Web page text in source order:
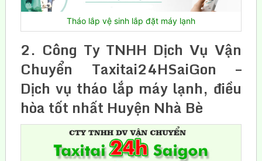
Tháo lắp vệ sinh lắp đặt máy lạnh
2. Công Ty TNHH Dịch Vụ Vận
Chuyển Taxitai24HSaiGon –
Dịch vụ tháo lắp máy lạnh, điều
hòa tốt nhất Huyện Nhà Bè